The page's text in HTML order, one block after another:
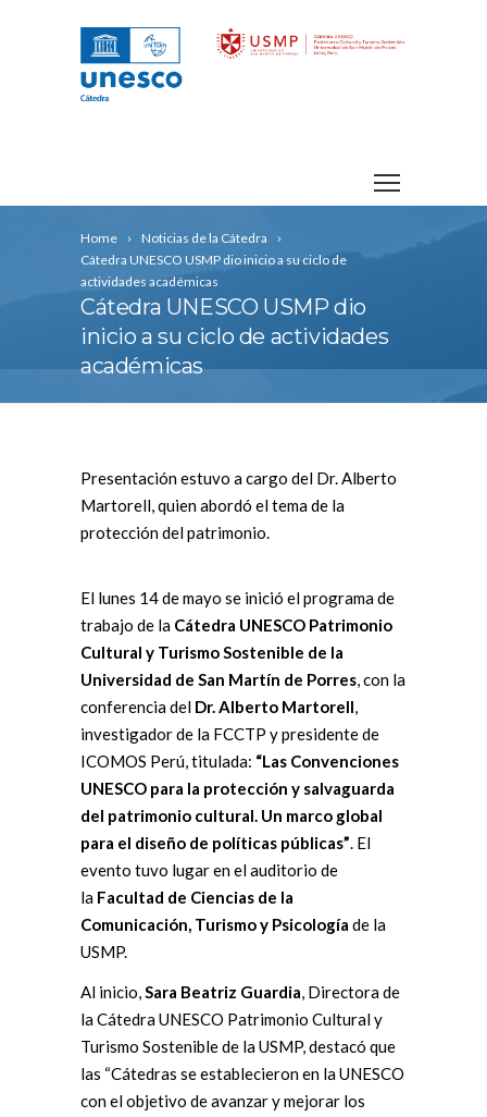
Home
Noticias de la Cátedra
Cátedra UNESCO USMP dio inicio a su ciclo de
actividades académicas
Cátedra UNESCO USMP dio
inicio a su ciclo de actividades
académicas
Presentación estuvo a cargo del Dr. Alberto
Martorell, quien abordó el tema de la
protección del patrimonio.
El lunes 14 de mayo se inició el programa de
trabajo de la Cátedra UNESCO Patrimonio
Cultural y Turismo Sostenible de la
Universidad de San Martín de Porres, con la
conferencia del Dr. Alberto Martorell,
investigador de la FCCTP y presidente de
ICOMOS Perú, titulada: “Las Convenciones
UNESCO para la protección y salvaguarda
del patrimonio cultural. Un marco global
para el diseño de políticas públicas”. El
evento tuvo lugar en el auditorio de
la Facultad de Ciencias de la
Comunicación, Turismo y Psicología de la
USMP.
Al inicio,Sara Beatriz Guardia, Directora de
la Cátedra UNESCO Patrimonio Cultural y
Turismo Sostenible de la USMP, destacó que
las “Cátedras se establecieron en la UNESCO
con el objetivo de avanzar y mejorar los